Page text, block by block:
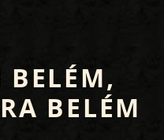
BELÉM,
BELÉM